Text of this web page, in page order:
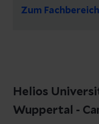
Zum Fachbereich
Helios
Wuppertal -